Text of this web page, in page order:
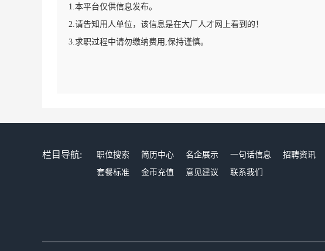
1.本平台仅供信息发布。
2.请告知用人单位，该信息是在大厂人才网上看到的！
3.求职过程中请勿缴纳费用,保持谨慎。
栏目导航: 职位搜索 简历中心 名企展示 一句话信息 招聘资讯
套餐标准
金币充值 意见建议 联系我们